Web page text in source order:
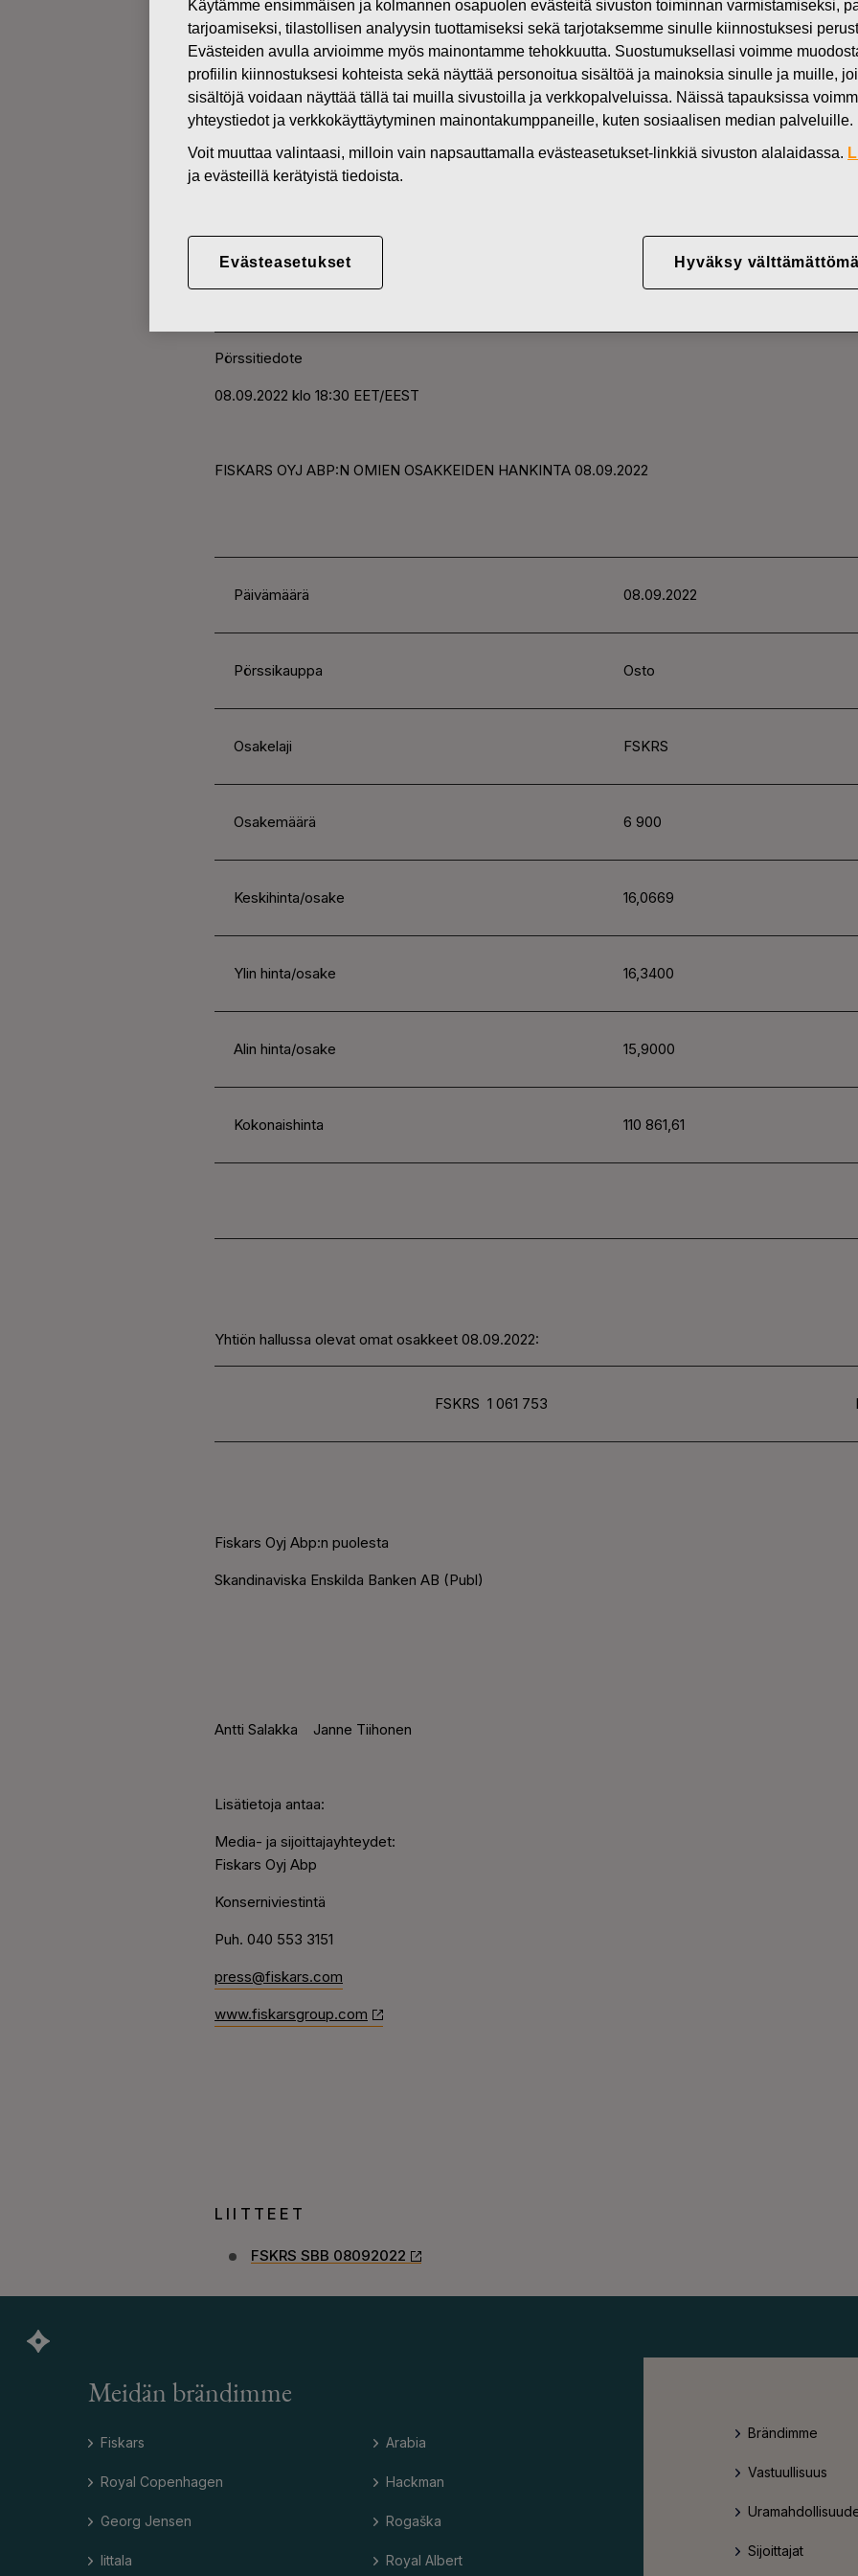
MUUTOKSET OMIEN OSAKKEIDEN OMISTUKSESSA
08.09.2022
FISKARS OYJ ABP:N OMIEN
Fiskars Oyj Abp
Pörssitiedote
08.09.2022 klo 18:30 EET/EEST
FISKARS OYJ ABP:N OMIEN OSAKKEIDEN HANKINTA 08.09.2022
Päivämäärä 08.09.2022
Pörssikauppa Osto
Osakelaji FSKRS
Osakemäärä 6 900
Keskihinta/osake 16,0669
Ylin hinta/osake 16,3400
Alin hinta/osake 15,9000
Kokonaishinta 110 861,61
Yhtiön hallussa olevat omat osakkeet 08.09.2022:
FSKRS 1 061 753
Fiskars Oyj Abp:n puolesta
Skandinaviska Enskilda Banken AB (Publ)
Antti Salakka Janne Tiihonen
Lisätietoja antaa:
Media- ja sijoittajayhteydet:
Fiskars Oyj Abp
Konserniviestintä
Puh. 040 553 3151
press@fiskars.com
www.fiskarsgroup.com
LIITTEET
FSKRS SBB 08092022
Meidän brändimme
Fiskars
Royal Copenhagen
Georg Jensen
Iittala
Arabia
Hackman
Rogaška
Royal Albert
Brändimme
Vastuullisuus
Sijoittajat
Käytämme ensimmäisen ja kolmannen osapuolen evästeitä sivuston toiminnan varmistamiseksi,
tarjoamiseksi, tilastollisen analyysin tuottamiseksi sekä tarjotaksemme sinulle kiinnostuksesi
Evästeiden avulla arvioimme myös mainontamme tehokkuutta. Suostumuksellasi voimme
profiilin kiinnostuksesi kohteista sekä näyttää personoitua sisältöä ja mainoksia sinulle ja muille,
sisältöjä voidaan näyttää tällä tai muilla sivustoilla ja verkkopalveluissa. Näissä tapauksissa
yhteystiedot ja verkkokäyttäytyminen mainontakumppaneille, kuten sosiaalisen median palveluille.
Voit muuttaa valintaasi, milloin vain napsauttamalla evästeasetukset-linkkiä sivuston alalaidassa.
ja evästeillä kerätyistä tiedoista.
Evästeasetukset Hyväksy